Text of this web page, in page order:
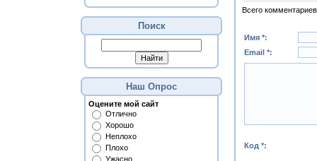
Поиск
Наш Опрос
Оцените мой сайт
Отлично
Хорошо
Неплохо
Плохо
Ужасно
Всего комментариев
Имя *:
Email *:
Код *: